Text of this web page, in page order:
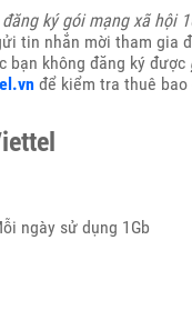
đăng ký gói mạng xã hội
tin nhắn mời tham gia
bạn không đăng ký được
để kiểm tra thuê
ngày sử dụng 1Gb